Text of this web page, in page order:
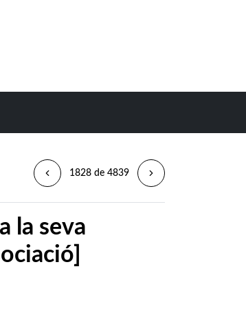
1828 de 4839
la seva